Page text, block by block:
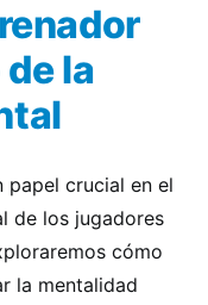
la
papel crucial en el
de los jugadores
cómo
la mentalidad